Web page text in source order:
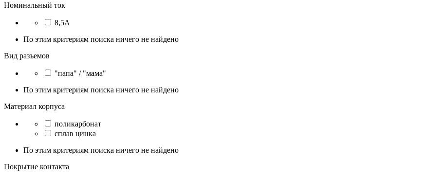
Номинальный ток
8,5А
По этим критериям поиска ничего не найдено
Вид разъемов
"папа" / "мама"
По этим критериям поиска ничего не найдено
Материал корпуса
поликарбонат
сплав цинка
По этим критериям поиска ничего не найдено
Покрытие контакта